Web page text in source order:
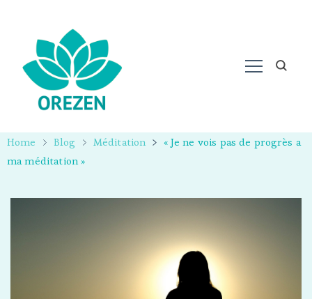
Home Blog Méditation
« Je ne vois pas de progrès a
ma méditation »